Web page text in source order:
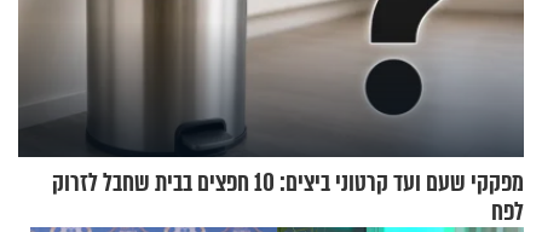
מפקקי שעם ועד קרטוני ביצים: 10 חפצים בבית שחבל לזרוק
לפח